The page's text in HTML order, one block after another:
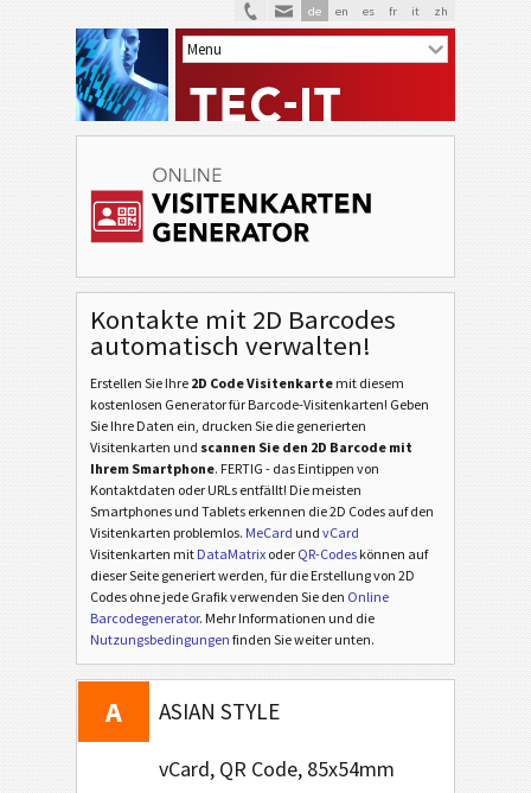
de en es fr it zh
Kontakte mit 2D Barcodes
automatisch verwalten!
Erstellen Sie Ihre 2D Code Visitenkarte mit diesem
kostenlosen Generator für Barcode-Visitenkarten! Geben
Sie Ihre Daten ein, drucken Sie die generierten
Visitenkarten und scannen Sie den 2D Barcode mit
Ihrem Smartphone. FERTIG - das Eintippen von
Kontaktdaten oder URLs entfällt! Die meisten
Smartphones und Tablets erkennen die 2D Codes auf den
Visitenkarten problemlos. MeCard und vCard
Visitenkarten mit DataMatrix oder QR-Codes können auf
dieser Seite generiert werden, für die Erstellung von 2D
Codes ohne jede Grafik verwenden Sie den Online
Barcodegenerator. Mehr Informationen und die
Nutzungsbedingungen finden Sie weiter unten.
V VCARD
M MECARD
W WHITE
F FRUITS
C CHRISTMAS
A AFRICAN STYLE
A ASIAN STYLE
vCard, QR Code, 85x54mm